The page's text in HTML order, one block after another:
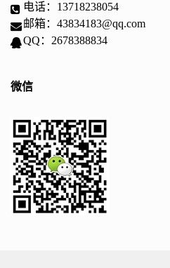
电话：13718238054
邮箱：43834183@qq.com
QQ：2678388834
微信